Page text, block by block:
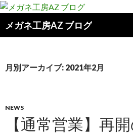
メガネ工房AZ ブログ
索
ン
キ
月別アーカイブ: 2021年2月
NEWS
【通常営業】再